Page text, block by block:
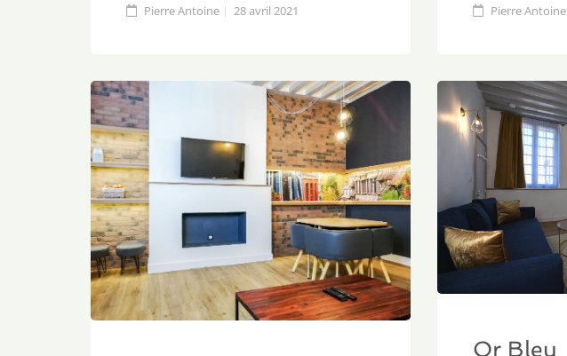
Pierre Antoine 28 avril 2021 Pierre Antoine
Or Bleu